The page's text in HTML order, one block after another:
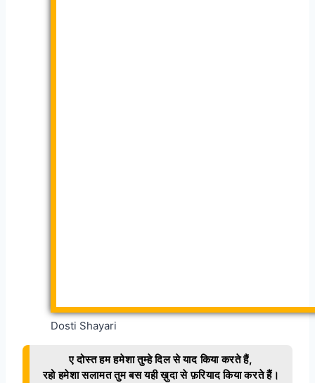
Dosti Shayari
ए दोस्त हम हमेशा तुम्हे दिल से याद किया करते हैं,
रहो हमेशा सलामत तुम बस यही ख़ुदा से फ़रियाद किया करते हैं।